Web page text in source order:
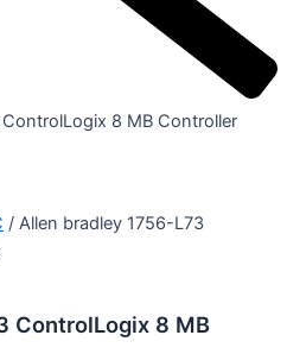
8 MB Controller
/ Allen bradley 1756-L73
ControlLogix 8 MB